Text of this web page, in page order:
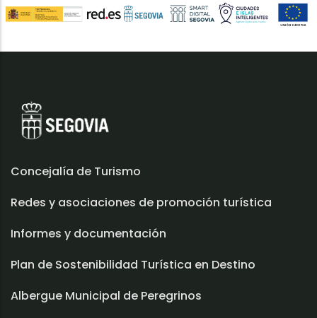
Concejalía de Turismo
Redes y asociaciones de promoción turística
Informes y documentación
Plan de Sostenibilidad Turística en Destino
Albergue Municipal de Peregrinos